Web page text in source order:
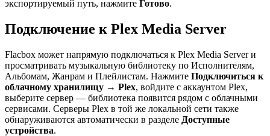
экспортируемый путь, нажмите Готово.
Подключение к Plex Media Server
Flacbox может напрямую подключаться к Plex Media Server и
просматривать музыкальную библиотеку по Исполнителям,
Альбомам, Жанрам и Плейлистам. Нажмите Подключиться к
облачному хранилищу → Plex, войдите с аккаунтом Plex,
выберите сервер — библиотека появится рядом с облачными
сервисами. Серверы Plex в той же локальной сети также
обнаруживаются автоматически в разделе Доступные
устройства.